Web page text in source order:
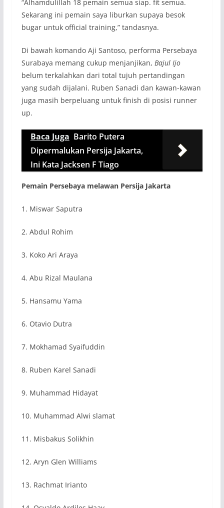
“Alhamdulillah 18 pemain semua siap. fit semua.
Sekarang ini pemain saya liburkan supaya besok
bugar untuk official training,” tandasnya.
Di bawah komando Aji Santoso, performa Persebaya
Surabaya memang cukup menjanjikan, Bajul Ijo
belum terkalahkan dari total tujuh pertandingan
yang sudah dijalani. Ruben Sanadi dan kawan-kawan
juga masih berpeluang untuk finish di posisi runner
up.
Baca Juga Barito Putera
Dipermalukan Persija Jakarta,
Ini Kata Jacksen F Tiago
Pemain Persebaya melawan Persija Jakarta
1. Miswar Saputra
2. Abdul Rohim
3. Koko Ari Araya
4. Abu Rizal Maulana
5. Hansamu Yama
6. Otavio Dutra
7. Mokhamad Syaifuddin
8. Ruben Karel Sanadi
9. Muhammad Hidayat
10. Muhammad Alwi slamat
11. Misbakus Solikhin
12. Aryn Glen Williams
13. Rachmat Irianto